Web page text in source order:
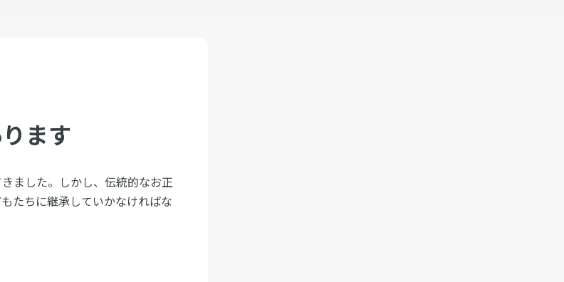
ます
ました。しかし、伝統的なお正
たちに継承していかなければな